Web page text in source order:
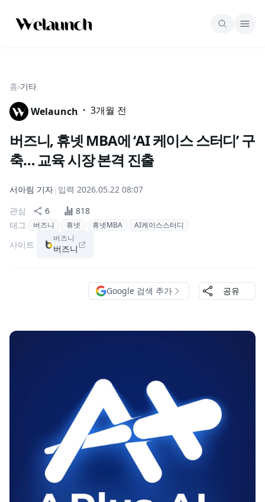
홈›기타
Welaunch · 3개월 전
버즈니, 휴넷 MBA에 ‘AI 케이스 스터디’ 구
축… 교육 시장 본격 진출
서아림 기자| 입력 2026.05.22 08:07
관심
6
818
태그
버즈니 휴넷 휴넷MBA AI케이스스터디
사이트
버즈니
버즈니
Google 검색 추가 공유